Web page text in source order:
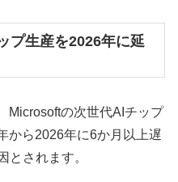
プ生産を2026年に延
Microsoftの次世代AIチップ
から2026年に6か月以上遅
とされます。